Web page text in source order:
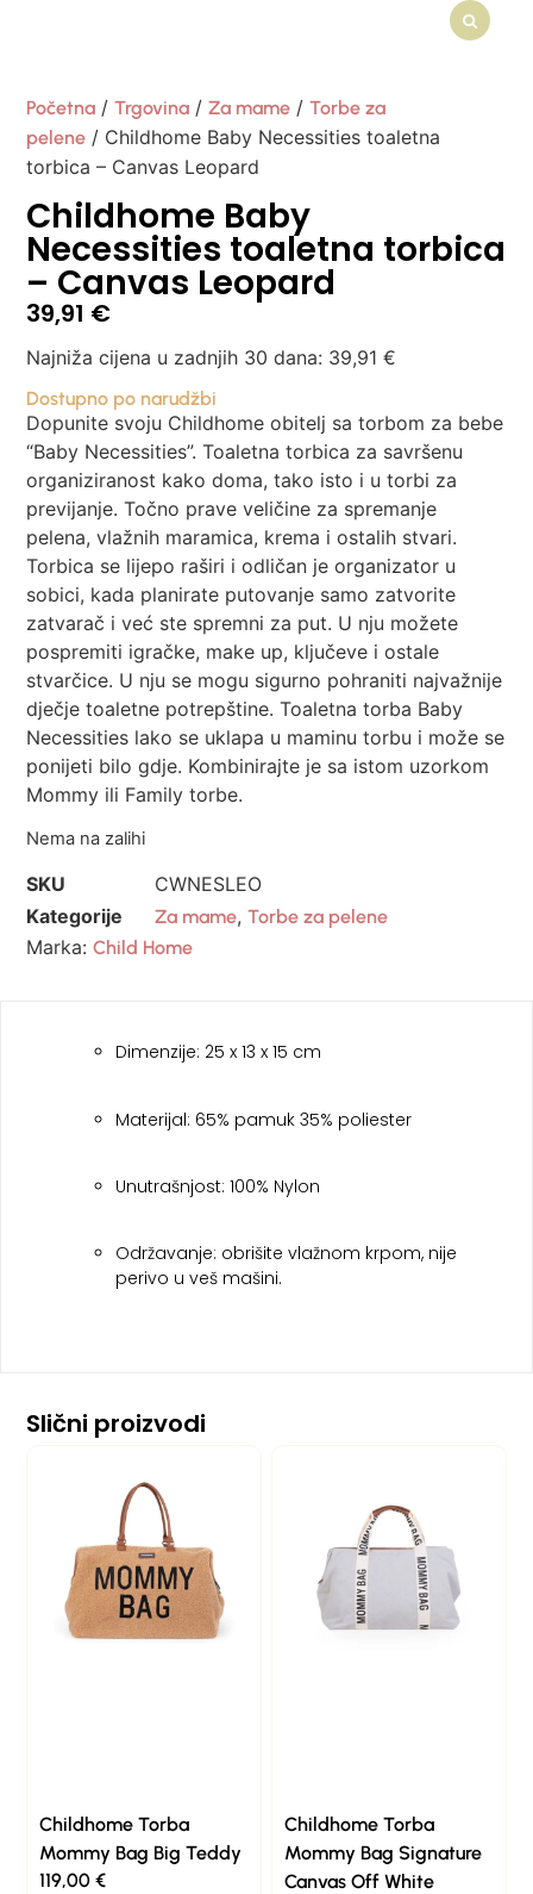
Početna /Trgovina /Za mame /Torbe za
pelene / Childhome Baby Necessities toaletna
torbica – Canvas Leopard
Childhome Baby
Necessities toaletna torbica
– Canvas Leopard
39,91 €
Najniža cijena u zadnjih 30 dana: 39,91€
Dostupno po narudžbi
Dopunite svoju Childhome obitelj sa torbom za bebe
“Baby Necessities”. Toaletna torbica za savršenu
organiziranost kako doma, tako isto i u torbi za
previjanje. Točno prave veličine za spremanje
pelena, vlažnih maramica, krema i ostalih stvari.
Torbica se lijepo raširi i odličan je organizator u
sobici, kada planirate putovanje samo zatvorite
zatvarač i već ste spremni za put. U nju možete
pospremiti igračke, make up, ključeve i ostale
stvarčice. U nju se mogu sigurno pohraniti najvažnije
dječje toaletne potrepštine. Toaletna torba Baby
Necessities lako se uklapa u maminu torbu i može se
ponijeti bilo gdje. Kombinirajte je sa istom uzorkom
Mommy ili Family torbe.
Nema na zalihi
SKU
CWNESLEO
Kategorije
Za mame,Torbe za pelene
Marka:Child Home
Dimenzije: 25 x 13 x 15 cm
Materijal: 65% pamuk 35% poliester
Unutrašnjost: 100% Nylon
Održavanje: obrišite vlažnom krpom, nije
perivo u veš mašini.
Slični proizvodi
Childhome Torba
Mommy Bag Big Teddy
119,00€
Childhome Torba
Mommy Bag Signature
Canvas Off White